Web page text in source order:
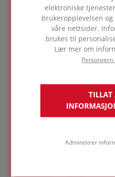
elektroniske
brukeropplevelsen
våre nettsider.
brukes til
Lær mer om
Personvern
TILLAT
Administrer
informasjon.
GO TO
ekspertråd?